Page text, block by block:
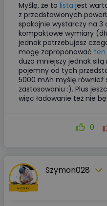
Myślę, że ta lista jest
z przedstawionych
spokojnie wystarczy na 3
kompaktowe wymiary
jednak potrzebujesz
mogę zaproponować ten
dużo mniejszy jednak
pojemny od tych
5000 mAh myślę również
zastosowaniu :). Plus
więc ładowanie też nie
0
Szymon028